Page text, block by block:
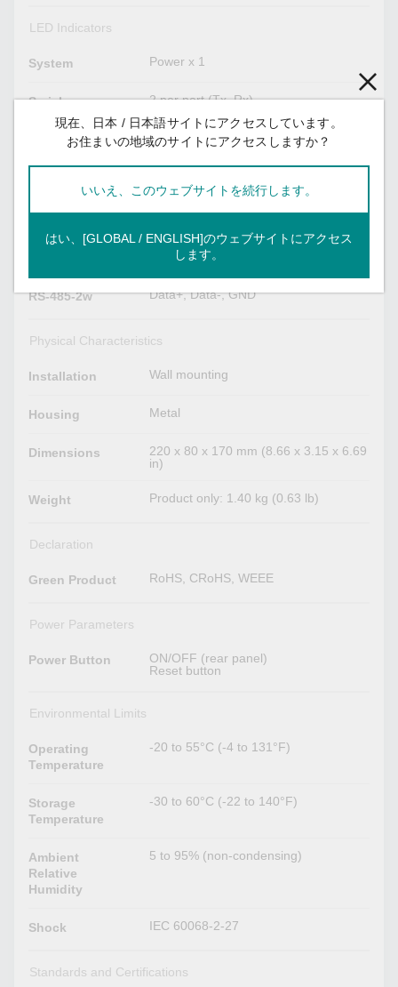
LED Indicators
System Power x 1
Serial 2 per port (Tx, Rx)
Serial Signals
Tx+, Tx-, Rx+, Rx-, GND
RS-485-2w Data+, Data-, GND
Physical Characteristics
Installation Wall mounting
Housing Metal
Dimensions
220 x 80 x 170 mm (8.66 x 3.15 x 6.69
in)
Weight Product only: 1.40 kg (0.63 lb)
Declaration
Green Product RoHS, CRoHS, WEEE
Power Parameters
Power Button
ON/OFF (rear panel)
Reset button
Environmental Limits
Operating
Temperature
-20 to 55°C (-4 to 131°F)
Storage
Temperature
-30 to 60°C (-22 to 140°F)
Ambient
Relative
Humidity
5 to 95% (non-condensing)
Shock IEC 60068-2-27
Standards and Certifications
現在、日本 / 日本語サイトにアクセスしています。
お住まいの地域のサイトにアクセスしますか？
いいえ、このウェブサイトを続行します。
はい、[GLOBAL / ENGLISH]のウェブサイトにアクセス
します。